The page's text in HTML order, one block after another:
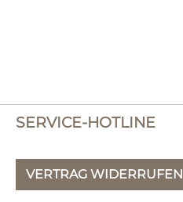
SERVICE-HOTLINE
VERTRAG WIDERRUFEN